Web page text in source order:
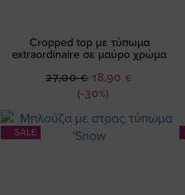
Cropped top με τύπωμα
extraordinaire σε μαύρο χρώμα
(-30%)
Ειδική
Τιμή
18,90 €
27,00 €
SALE